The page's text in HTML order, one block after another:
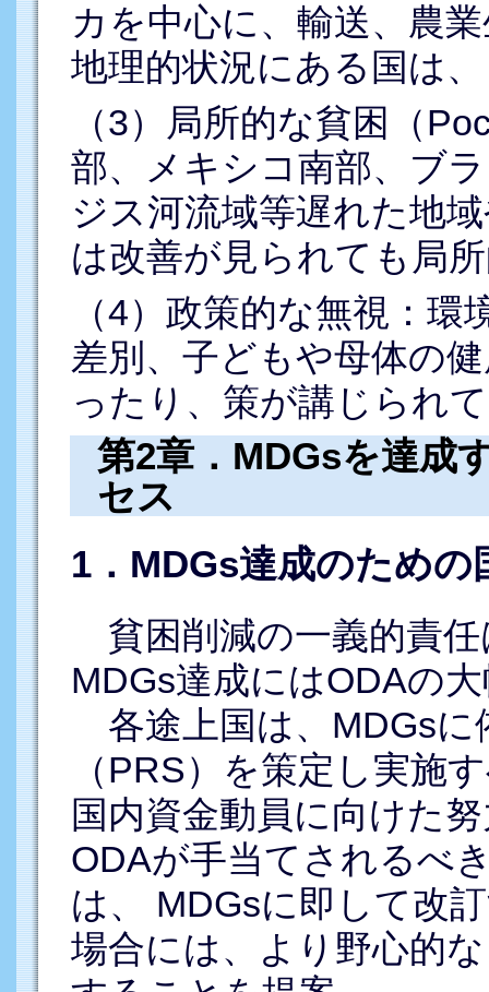
カを中心に、輸送、農
地理的状況にある国は
（3）局所的な貧困（
部、メキシコ南部、ブ
ジス河流域等遅れた地
は改善が見られても局
（4）政策的な無視：
差別、子どもや母体の
ったり、策が講じられ
第2章．MDGsを達成
セス
1．MDGs達成のための
貧困削減の一義的責
MDGs達成にはODAの
各途上国は、MDGsに
（PRS）を策定し実施
国内資金動員に向けた
ODAが手当てされるべ
は、 MDGsに即して改
場合には、より野心的